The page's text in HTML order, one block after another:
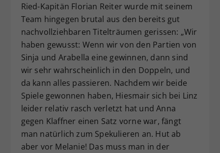
Ried-Kapitän Florian Reiter wurde mit seinem
Team hingegen brutal aus den bereits gut
nachvollziehbaren Titelträumen gerissen: „Wir
haben gewusst: Wenn wir von den Partien von
Sinja und Arabella eine gewinnen, dann sind
wir sehr wahrscheinlich in den Doppeln, und
da kann alles passieren. Nachdem wir beide
Spiele gewonnen haben, Hiesmair sich bei Linz
leider relativ rasch verletzt hat und Anna
gegen Klaffner einen Satz vorne war, fängt
man natürlich zum Spekulieren an. Hut ab
aber vor Melanie! Das muss man in der